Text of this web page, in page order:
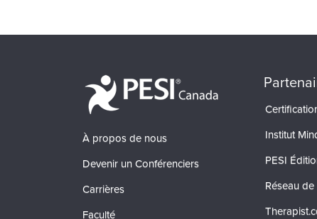
À propos de nous
Devenir un Conférenciers
Carrières
Faculté
Institut
PESI
Réseau